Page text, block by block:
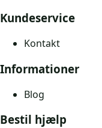
Kundeservice
Kontakt
Informationer
Blog
Bestil hjælp